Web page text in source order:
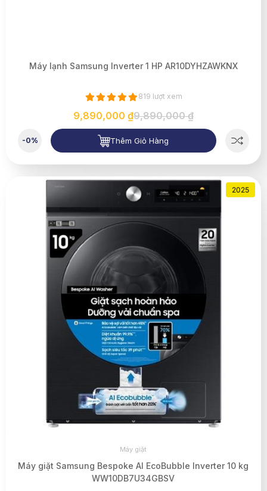
Máy lạnh Samsung Inverter 1 HP AR10DYHZAWKNX
819 lượt xem
9,890,000 ₫9,890,000 ₫
-0% Thêm Giỏ Hàng
2025
Máy giặt
Máy giặt Samsung Bespoke AI EcoBubble Inverter 10 kg
WW10DB7U34GBSV